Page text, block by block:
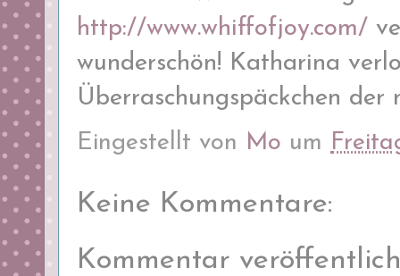
http://www.whiffofjoy.com/
wunderschön! Katharina
Überraschungspäckchen der
Eingestellt von Mo um
Keine Kommentare:
Kommentar